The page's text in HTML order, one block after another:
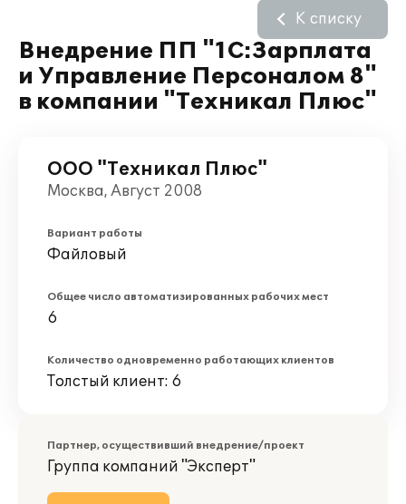
Внедрение ПП "1С:Зарплата
и Управление Персоналом 8"
в компании "Техникал Плюс"
К списку
ООО "Техникал Плюс"
Москва, Август 2008
Вариант работы
Файловый
Общее число автоматизированных рабочих мест
6
Количество одновременно работающих клиентов
Толстый клиент: 6
Партнер, осуществивший внедрение/проект
Группа компаний "Эксперт"